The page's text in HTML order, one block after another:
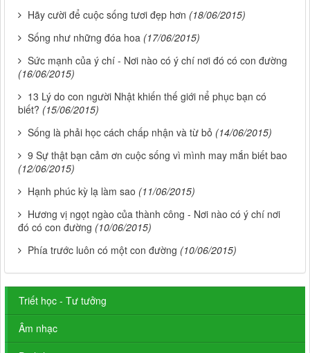
Hãy cười để cuộc sống tươi đẹp hơn (18/06/2015)
Sống như những đóa hoa (17/06/2015)
Sức mạnh của ý chí - Nơi nào có ý chí nơi đó có con đường
(16/06/2015)
13 Lý do con người Nhật khiến thế giới nể phục bạn có
biết? (15/06/2015)
Sống là phải học cách chấp nhận và từ bỏ (14/06/2015)
9 Sự thật bạn cảm ơn cuộc sống vì mình may mắn biết bao
(12/06/2015)
Hạnh phúc kỳ lạ làm sao (11/06/2015)
Hương vị ngọt ngào của thành công - Nơi nào có ý chí nơi
đó có con đường (10/06/2015)
Phía trước luôn có một con đường (10/06/2015)
Triết học - Tư tưởng
Âm nhạc